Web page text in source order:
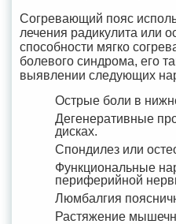
Согревающий пояс
лечения радикулита или
способности мягко
болевого синдрома, его
выявлении следующих
Острые боли в
Дегенеративные
дисках.
Спондилез или
Функциональные
периферийной
Люмбалгия
Растяжение